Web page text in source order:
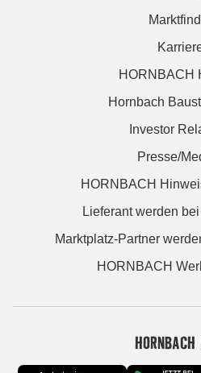
HORNBACH
Hornbach
Investor
Presse/
HORNBACH
Lieferant werden
Marktplatz-Partner
HORNBACH